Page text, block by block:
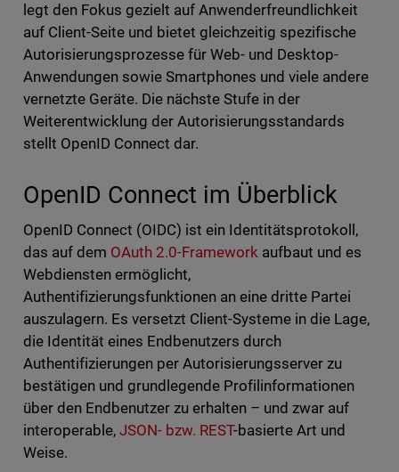
legt den Fokus gezielt auf Anwenderfreundlichkeit
auf Client-Seite und bietet gleichzeitig spezifische
Autorisierungsprozesse für Web- und Desktop-
Anwendungen sowie Smartphones und viele andere
vernetzte Geräte. Die nächste Stufe in der
Weiterentwicklung der Autorisierungsstandards
stellt OpenID Connect dar.
OpenID Connect im Überblick
OpenID Connect (OIDC) ist ein Identitätsprotokoll,
das auf dem OAuth 2.0-Framework aufbaut und es
Webdiensten ermöglicht,
Authentifizierungsfunktionen an eine dritte Partei
auszulagern. Es versetzt Client-Systeme in die Lage,
die Identität eines Endbenutzers durch
Authentifizierungen per Autorisierungsserver zu
bestätigen und grundlegende Profilinformationen
über den Endbenutzer zu erhalten – und zwar auf
interoperable,JSON- bzw. REST-basierte Art und
Weise.